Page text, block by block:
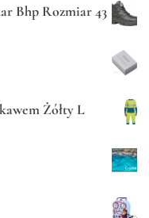
Bhp Rozmiar 43
Żółty L